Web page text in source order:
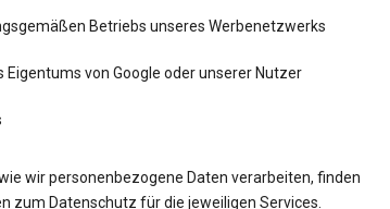
Betriebs unseres Werbenetzwerks
Eigentums von Google oder unserer Nutzer
wir personenbezogene Daten verarbeiten, finden
zum Datenschutz für die jeweiligen Services.